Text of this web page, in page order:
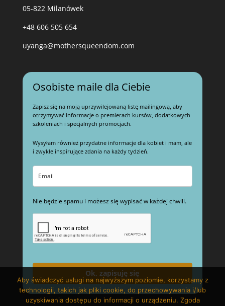
05-822 Milanówek
+48 606 505 654
uyanga@mothersqueendom.com
Osobiste maile dla Ciebie
Zapisz się na moją uprzywilejowaną listę mailingową, aby
otrzymywać informacje o premierach kursów, dodatkowych
szkoleniach i specjalnych promocjach.
Wysyłam również przydatne informacje dla kobiet i mam, ale
i zwykłe inspirujące zdania na każdy tydzień.
Nie będzie spamu i możesz się wypisać w każdej chwili.
Ok, zapisuję się
Aby świadczyć usługi na najwyższym poziomie, korzystamy z
technologii, takich jak pliki cookie, do przechowywania i/lub
uzyskiwania dostępu do informacji o urządzeniu. Zgoda